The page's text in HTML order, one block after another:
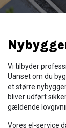
Vi tilbyder
Uanset om du
et større
bliver udført
gældende
Vores el-service